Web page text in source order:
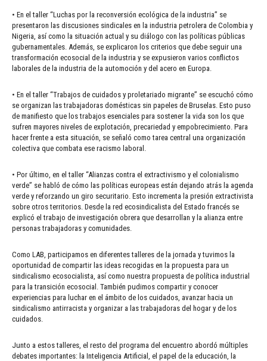
• En el taller “Luchas por la reconversión ecológica de la industria” se
presentaron las discusiones sindicales en la industria petrolera de Colombia y
Nigeria, así como la situación actual y su diálogo con las políticas públicas
gubernamentales. Además, se explicaron los criterios que debe seguir una
transformación ecosocial de la industria y se expusieron varios conflictos
laborales de la industria de la automoción y del acero en Europa.
• En el taller “Trabajos de cuidados y proletariado migrante” se escuchó cómo
se organizan las trabajadoras domésticas sin papeles de Bruselas. Esto puso
de manifiesto que los trabajos esenciales para sostener la vida son los que
sufren mayores niveles de explotación, precariedad y empobrecimiento. Para
hacer frente a esta situación, se señaló como tarea central una organización
colectiva que combata ese racismo laboral.
• Por último, en el taller “Alianzas contra el extractivismo y el colonialismo
verde” se habló de cómo las políticas europeas están dejando atrás la agenda
verde y reforzando un giro securitario. Esto incrementa la presión extractivista
sobre otros territorios. Desde la red ecosindicalista del Estado francés se
explicó el trabajo de investigación obrera que desarrollan y la alianza entre
personas trabajadoras y comunidades.
Como LAB, participamos en diferentes talleres de la jornada y tuvimos la
oportunidad de compartir las ideas recogidas en la propuesta para un
sindicalismo ecosocialista, así como nuestra propuesta de política industrial
para la transición ecosocial. También pudimos compartir y conocer
experiencias para luchar en el ámbito de los cuidados, avanzar hacia un
sindicalismo antirracista y organizar a las trabajadoras del hogar y de los
cuidados.
Junto a estos talleres, el resto del programa del encuentro abordó múltiples
debates importantes: la Inteligencia Artificial, el papel de la educación, la